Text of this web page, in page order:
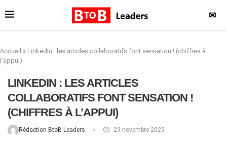
✉
Accueil » LinkedIn : les articles collaboratifs font sensation ! (chiffres à
l’appui)
LINKEDIN : LES ARTICLES
COLLABORATIFS FONT SENSATION !
(CHIFFRES À L’APPUI)
Rédaction BtoB Leaders 29 novembre 2023